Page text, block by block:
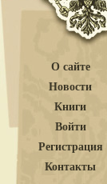
О сайте
Новости
Книги
Войти
Регистрация
Контакты